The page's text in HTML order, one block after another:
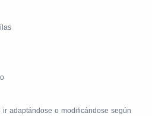
adaptándose o modificándose según